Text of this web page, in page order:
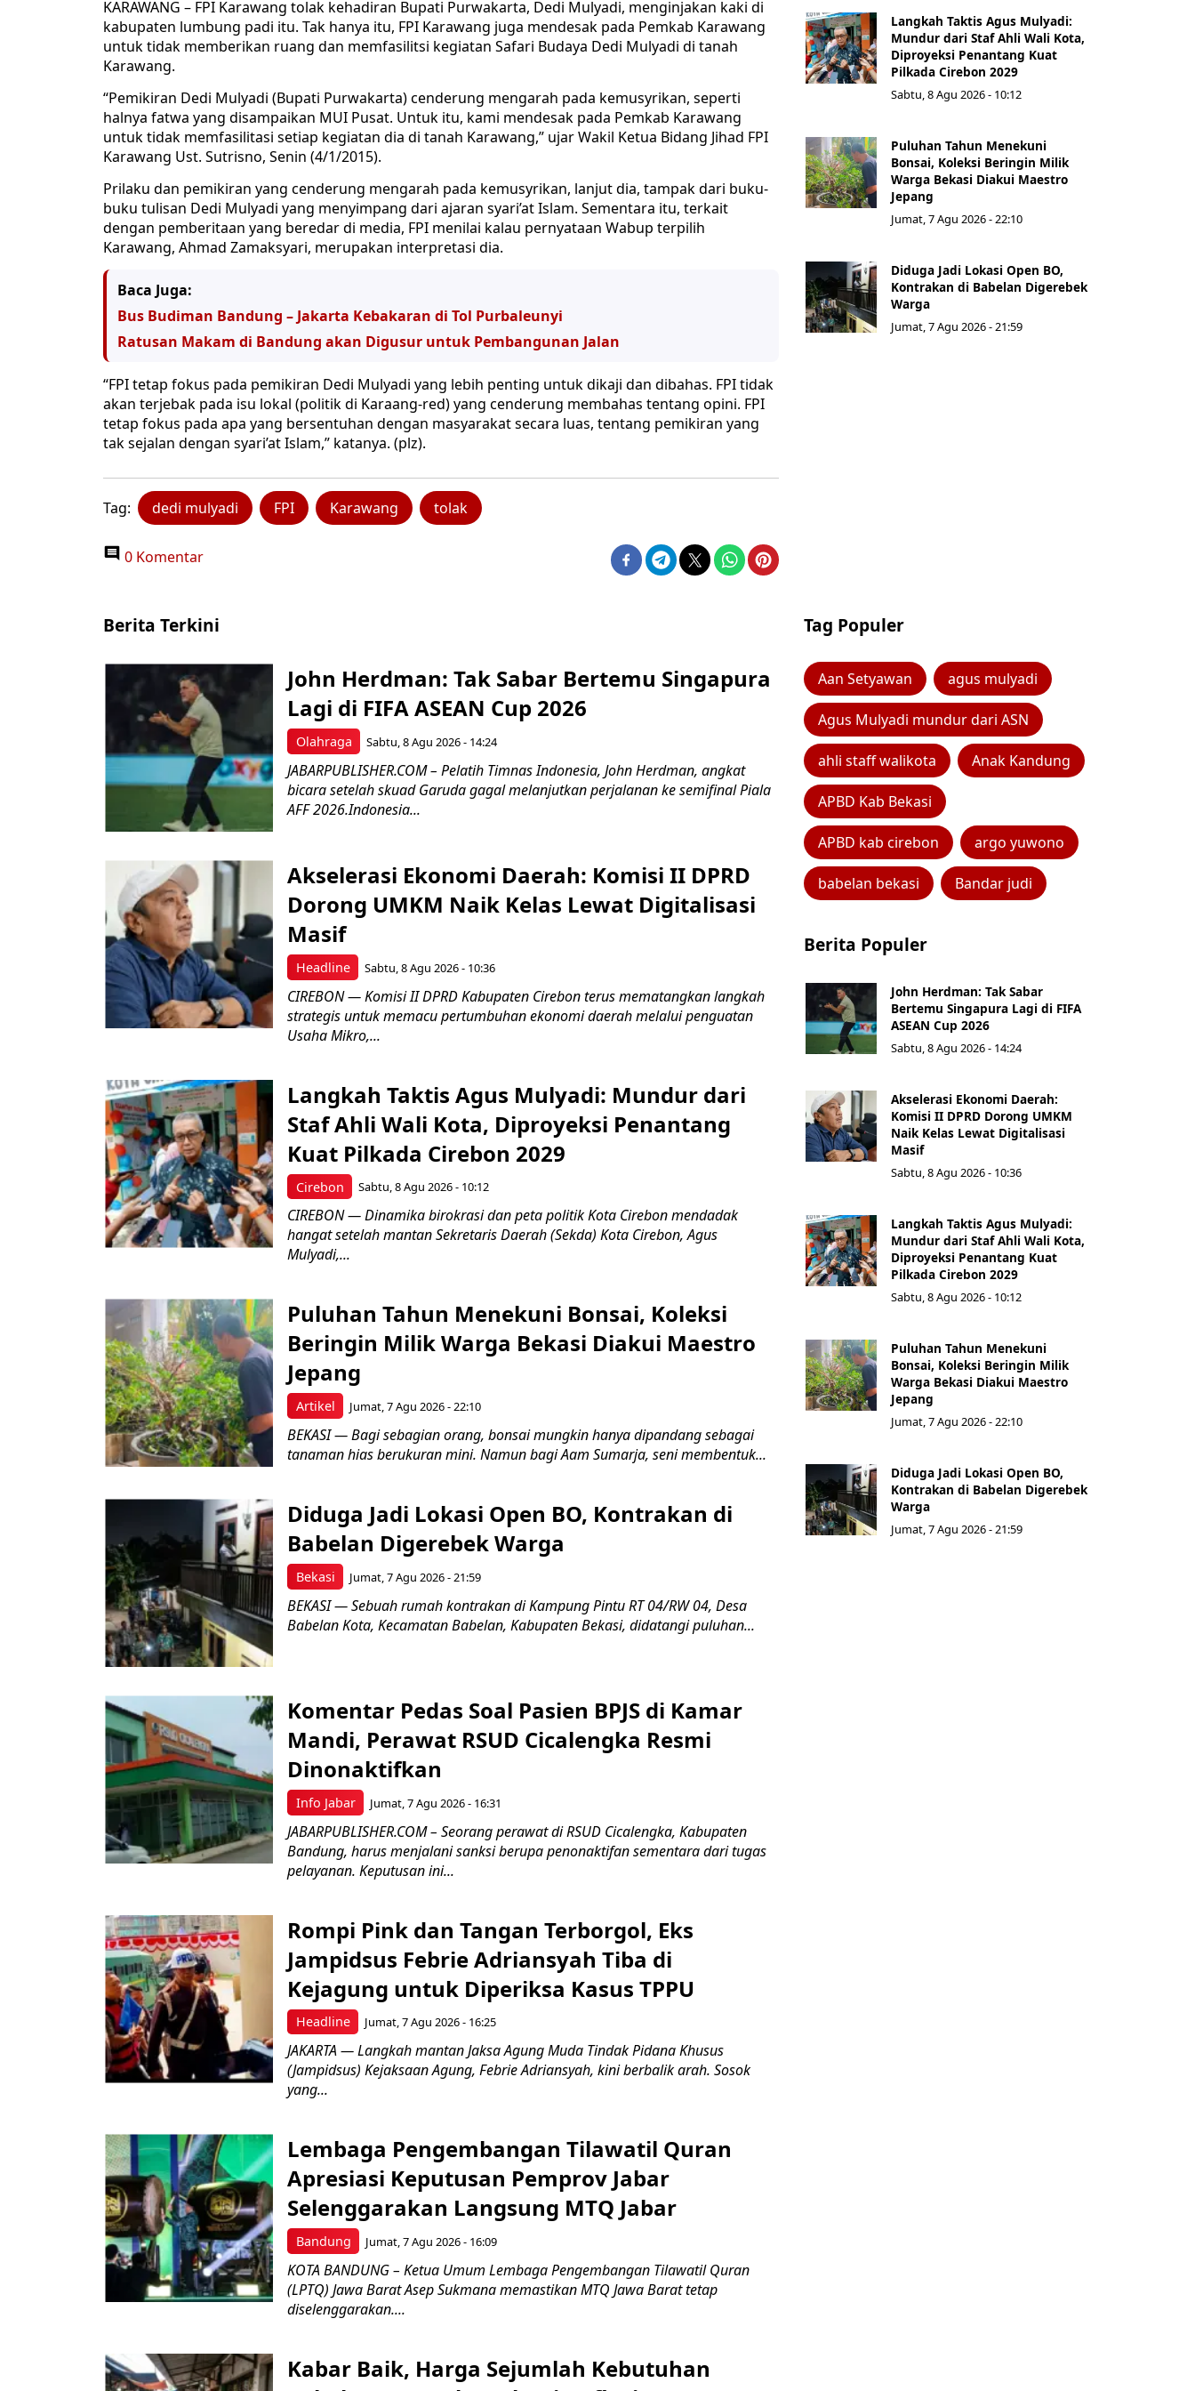
KARAWANG – FPI Karawang tolak kehadiran Bupati Purwakarta, Dedi Mulyadi, menginjakan kaki di
kabupaten lumbung padi itu. Tak hanya itu, FPI Karawang juga mendesak pada Pemkab Karawang
untuk tidak memberikan ruang dan memfasilitsi kegiatan Safari Budaya Dedi Mulyadi di tanah
Karawang.
“Pemikiran Dedi Mulyadi (Bupati Purwakarta) cenderung mengarah pada kemusyrikan, seperti
halnya fatwa yang disampaikan MUI Pusat. Untuk itu, kami mendesak pada Pemkab Karawang
untuk tidak memfasilitasi setiap kegiatan dia di tanah Karawang,” ujar Wakil Ketua Bidang Jihad FPI
Karawang Ust. Sutrisno, Senin (4/1/2015).
Prilaku dan pemikiran yang cenderung mengarah pada kemusyrikan, lanjut dia, tampak dari buku-
buku tulisan Dedi Mulyadi yang menyimpang dari ajaran syari’at Islam. Sementara itu, terkait
dengan pemberitaan yang beredar di media, FPI menilai kalau pernyataan Wabup terpilih
Karawang, Ahmad Zamaksyari, merupakan interpretasi dia.
Baca Juga:
Bus Budiman Bandung – Jakarta Kebakaran di Tol Purbaleunyi
Ratusan Makam di Bandung akan Digusur untuk Pembangunan Jalan
“FPI tetap fokus pada pemikiran Dedi Mulyadi yang lebih penting untuk dikaji dan dibahas. FPI tidak
akan terjebak pada isu lokal (politik di Karaang-red) yang cenderung membahas tentang opini. FPI
tetap fokus pada apa yang bersentuhan dengan masyarakat secara luas, tentang pemikiran yang
tak sejalan dengan syari’at Islam,” katanya. (plz).
Tag: dedi mulyadi FPI Karawang tolak
0 Komentar
Langkah Taktis Agus Mulyadi:
Mundur dari Staf Ahli Wali Kota,
Diproyeksi Penantang Kuat
Pilkada Cirebon 2029
Sabtu, 8 Agu 2026 - 10:12
Puluhan Tahun Menekuni
Bonsai, Koleksi Beringin Milik
Warga Bekasi Diakui Maestro
Jepang
Jumat, 7 Agu 2026 - 22:10
Diduga Jadi Lokasi Open BO,
Kontrakan di Babelan Digerebek
Warga
Jumat, 7 Agu 2026 - 21:59
Berita Terkini
Olahraga
John Herdman: Tak Sabar Bertemu Singapura
Lagi di FIFA ASEAN Cup 2026
Sabtu, 8 Agu 2026 - 14:24
JABARPUBLISHER.COM – Pelatih Timnas Indonesia, John Herdman, angkat
bicara setelah skuad Garuda gagal melanjutkan perjalanan ke semifinal Piala
AFF 2026.Indonesia...
Headline
Akselerasi Ekonomi Daerah: Komisi II DPRD
Dorong UMKM Naik Kelas Lewat Digitalisasi
Masif
Sabtu, 8 Agu 2026 - 10:36
CIREBON — Komisi II DPRD Kabupaten Cirebon terus mematangkan langkah
strategis untuk memacu pertumbuhan ekonomi daerah melalui penguatan
Usaha Mikro,...
Cirebon
Langkah Taktis Agus Mulyadi: Mundur dari
Staf Ahli Wali Kota, Diproyeksi Penantang
Kuat Pilkada Cirebon 2029
Sabtu, 8 Agu 2026 - 10:12
CIREBON — Dinamika birokrasi dan peta politik Kota Cirebon mendadak
hangat setelah mantan Sekretaris Daerah (Sekda) Kota Cirebon, Agus
Mulyadi,...
Artikel
Puluhan Tahun Menekuni Bonsai, Koleksi
Beringin Milik Warga Bekasi Diakui Maestro
Jepang
Jumat, 7 Agu 2026 - 22:10
BEKASI — Bagi sebagian orang, bonsai mungkin hanya dipandang sebagai
tanaman hias berukuran mini. Namun bagi Aam Sumarja, seni membentuk...
Bekasi
Diduga Jadi Lokasi Open BO, Kontrakan di
Babelan Digerebek Warga
Jumat, 7 Agu 2026 - 21:59
BEKASI — Sebuah rumah kontrakan di Kampung Pintu RT 04/RW 04, Desa
Babelan Kota, Kecamatan Babelan, Kabupaten Bekasi, didatangi puluhan...
Info Jabar
Komentar Pedas Soal Pasien BPJS di Kamar
Mandi, Perawat RSUD Cicalengka Resmi
Dinonaktifkan
Jumat, 7 Agu 2026 - 16:31
JABARPUBLISHER.COM – Seorang perawat di RSUD Cicalengka, Kabupaten
Bandung, harus menjalani sanksi berupa penonaktifan sementara dari tugas
pelayanan. Keputusan ini...
Headline
Rompi Pink dan Tangan Terborgol, Eks
Jampidsus Febrie Adriansyah Tiba di
Kejagung untuk Diperiksa Kasus TPPU
Jumat, 7 Agu 2026 - 16:25
JAKARTA — Langkah mantan Jaksa Agung Muda Tindak Pidana Khusus
(Jampidsus) Kejaksaan Agung, Febrie Adriansyah, kini berbalik arah. Sosok
yang...
Bandung
Lembaga Pengembangan Tilawatil Quran
Apresiasi Keputusan Pemprov Jabar
Selenggarakan Langsung MTQ Jabar
Jumat, 7 Agu 2026 - 16:09
KOTA BANDUNG – Ketua Umum Lembaga Pengembangan Tilawatil Quran
(LPTQ) Jawa Barat Asep Sukmana memastikan MTQ Jawa Barat tetap
diselenggarakan....
Kabar Baik, Harga Sejumlah Kebutuhan
Tag Populer
Aan Setyawan agus mulyadi
Agus Mulyadi mundur dari ASN
ahli staff walikota Anak Kandung
APBD Kab Bekasi
APBD kab cirebon argo yuwono
babelan bekasi Bandar judi
Berita Populer
John Herdman: Tak Sabar
Bertemu Singapura Lagi di FIFA
ASEAN Cup 2026
Sabtu, 8 Agu 2026 - 14:24
Akselerasi Ekonomi Daerah:
Komisi II DPRD Dorong UMKM
Naik Kelas Lewat Digitalisasi
Masif
Sabtu, 8 Agu 2026 - 10:36
Langkah Taktis Agus Mulyadi:
Mundur dari Staf Ahli Wali Kota,
Diproyeksi Penantang Kuat
Pilkada Cirebon 2029
Sabtu, 8 Agu 2026 - 10:12
Puluhan Tahun Menekuni
Bonsai, Koleksi Beringin Milik
Warga Bekasi Diakui Maestro
Jepang
Jumat, 7 Agu 2026 - 22:10
Diduga Jadi Lokasi Open BO,
Kontrakan di Babelan Digerebek
Warga
Jumat, 7 Agu 2026 - 21:59